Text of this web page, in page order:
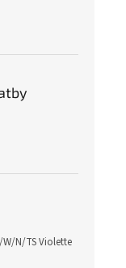
W/N/TS Violette